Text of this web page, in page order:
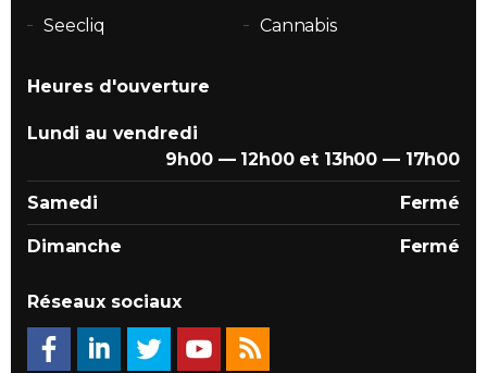
Seecliq
Cannabis
Heures d'ouverture
Lundi au vendredi
9h00 — 12h00 et 13h00 — 17h00
Samedi Fermé
Dimanche Fermé
Réseaux sociaux